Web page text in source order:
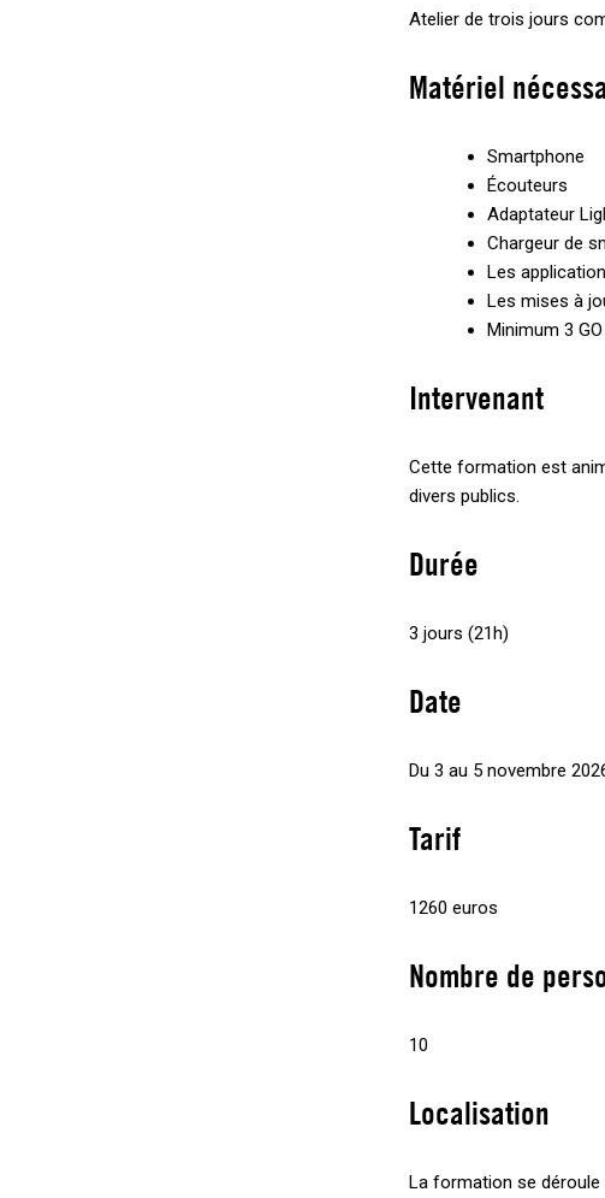
Atelier de trois jours
Matériel
Smartphone
Écouteurs
Adaptateur
Chargeur de
Les
Les mises à
Minimum 3
Intervenant
Cette formation est
divers publics.
Durée
3 jours (21h)
Date
Du 3 au 5 novembre
Tarif
1260 euros
Nombre de
10
Localisation
La formation se déroule